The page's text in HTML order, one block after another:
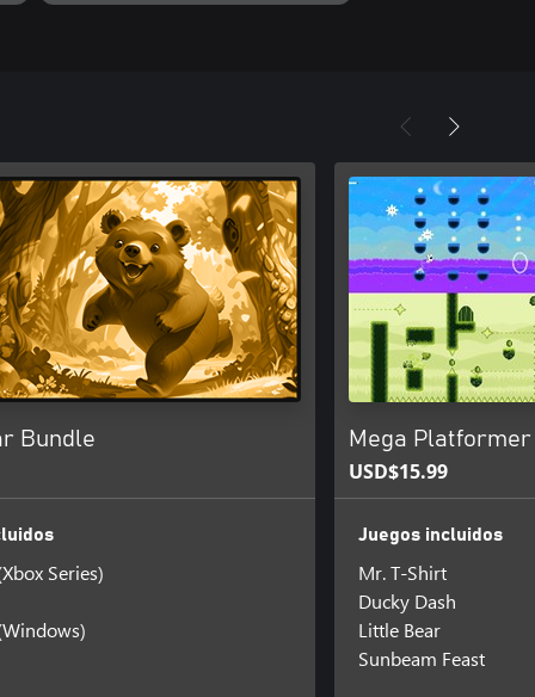
Bundle
Series)
Mega
USD$15.99
Juegos incluidos
Mr. T-Shirt
Ducky Dash
Little Bear
Sunbeam Feast